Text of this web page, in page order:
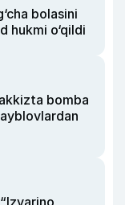
bolasini
hukmi o‘qildi
bomba